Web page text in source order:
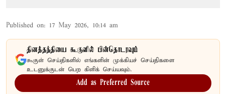
Published on: 17 May 2026, 10:14 am
தினத்தந்தியை கூகுளில் பின்தொடரவும்
கூகுள் செய்திகளில் எங்களின் முக்கியச் செய்திகளை
உடனுக்குடன் பெற கிளிக் செய்யவும்.
Add as Preferred Source